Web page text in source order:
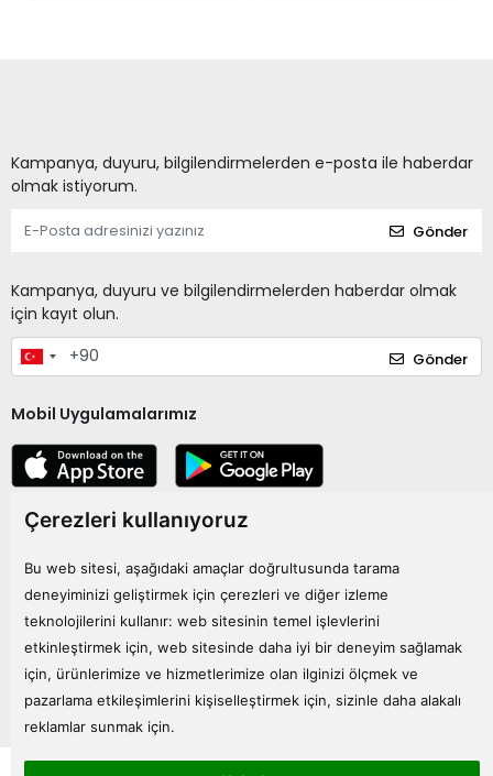
Çerezleri kullanıyoruz
Bu web sitesi, aşağıdaki amaçlar doğrultusunda tarama
deneyiminizi geliştirmek için çerezleri ve diğer izleme
teknolojilerini kullanır: web sitesinin temel işlevlerini
etkinleştirmek için, web sitesinde daha iyi bir deneyim sağlamak
için, ürünlerimize ve hizmetlerimize olan ilginizi ölçmek ve
pazarlama etkileşimlerini kişiselleştirmek için, sizinle daha alakalı
reklamlar sunmak için.
Kampanya, duyuru, bilgilendirmelerden e-posta ile haberdar
olmak istiyorum.
Gönder
Kampanya, duyuru ve bilgilendirmelerden haberdar olmak
için kayıt olun.
Gönder
Mobil Uygulamalarımız
Kurumsal
Kategoriler
Bize Ulaşın